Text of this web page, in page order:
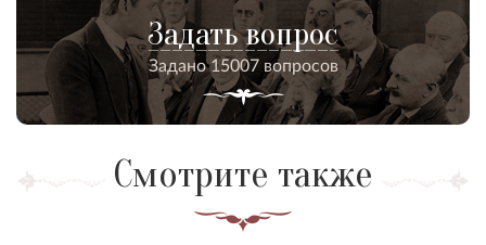
Задать вопрос
Задано 15007 вопросов
Смотрите также